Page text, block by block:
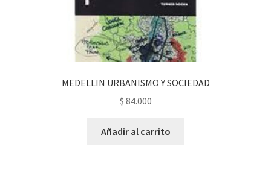
MEDELLIN URBANISMO Y SOCIEDAD
$ 84.000
Añadir al carrito